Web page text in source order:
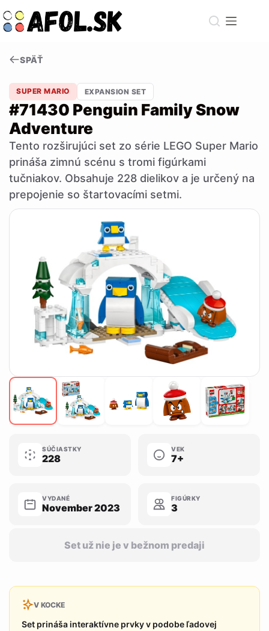
to
content
SPÄŤ
SUPER MARIO EXPANSION SET
#71430 Penguin Family Snow
Adventure
Tento rozširujúci set zo série LEGO Super Mario
prináša zimnú scénu s tromi figúrkami
tučniakov. Obsahuje 228 dielikov a je určený na
prepojenie so štartovacími setmi.
SÚČIASTKY
228
VEK
7+
VYDANÉ
November 2023
FIGÚRKY
3
Set už nie je v bežnom predaji
V KOCKE
Set prináša interaktívne prvky v podobe ľadovej